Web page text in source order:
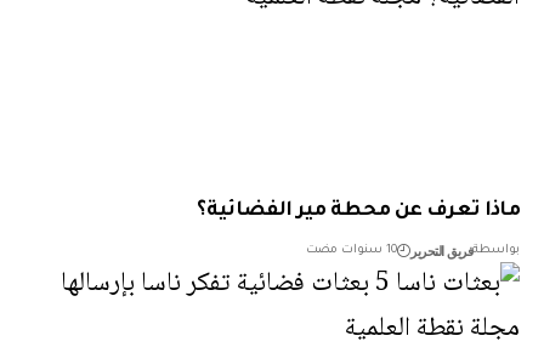
تعرف عن محطة مير الفضائية؟
فريق التحرير 10 سنوات مضت